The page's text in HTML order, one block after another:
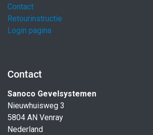
Contact
Retourinstructie
Login pagina
Contact
Sanoco Gevelsystemen
Nieuwhuisweg 3
5804 AN Venray
Nederland